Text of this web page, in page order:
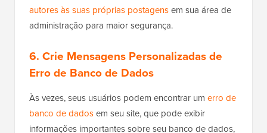
Da mesma forma, você também pode
administração para maior segurança.
Erro de Banco de Dados
Às vezes, seus usuários podem encontrar um erro de